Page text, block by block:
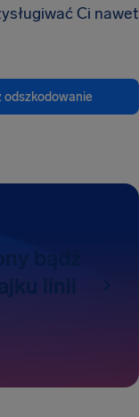
Ci nawet
odszkodowanie
bądź
linii